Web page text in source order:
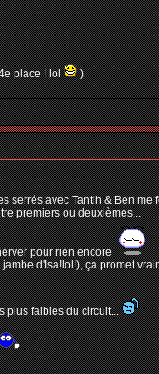
place ! lol )
serrés avec Tantih & Ben
premiers ou deuxièmes...
pour rien encore
d'Isa!lol!), ça promet
plus faibles du circuit...